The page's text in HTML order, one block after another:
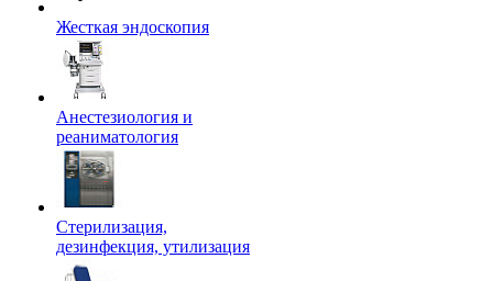
Жесткая эндоскопия
Анестезиология и
реаниматология
Стерилизация,
дезинфекция, утилизация